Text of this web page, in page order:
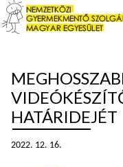
HATÁRIDEJÉT
2022. 12. 16.